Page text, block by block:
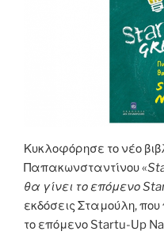
Κυκλοφόρησε το νέο
Παπακωνσταντίνου «
θα γίνει το επόμενο
εκδόσεις Σταμούλη,
το επόμενο Startu-Up